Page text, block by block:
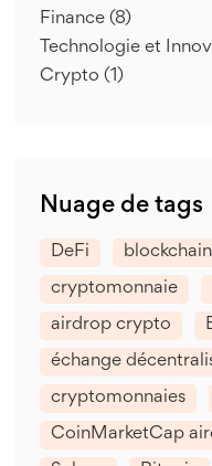
Finance (8)
Technologie et
Crypto (1)
Nuage de tags
DeFi blockchain
cryptomonnaie
airdrop crypto
échange
cryptomonnaies
CoinMarketCap